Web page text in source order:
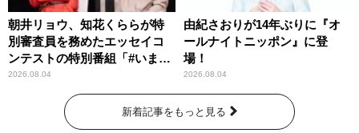
朝井リョウ、知花くららが特
別審査員を務めたエッセイコ
ンテストの特別番組「#いまあ
なたに伝えたいこと」
2026.08.04
由紀さおりが14年ぶりに『オ
ールナイトニッポン』に登
場！
2026.08.04
新着記事をもっと見る